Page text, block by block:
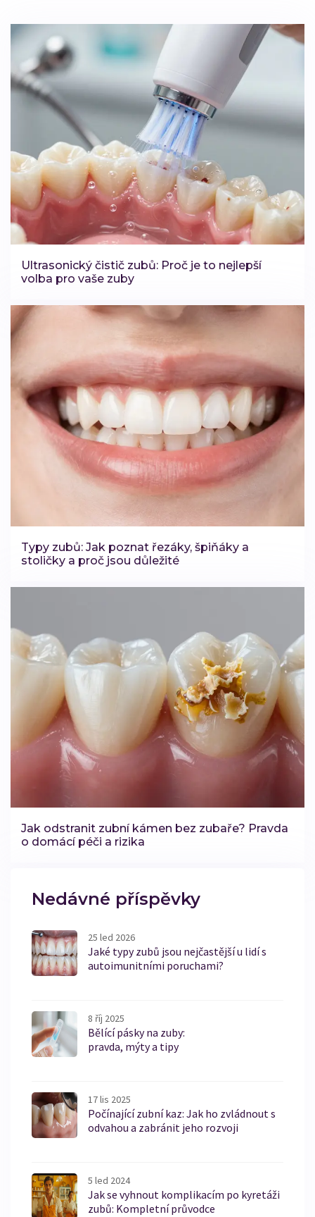
Ultrasonický čistič zubů: Proč je to nejlepší
volba pro vaše zuby
Typy zubů: Jak poznat řezáky, špiňáky a
stoličky a proč jsou důležité
Jak odstranit zubní kámen bez zubaře? Pravda
o domácí péči a rizika
Nedávné příspěvky
25 led 2026
Jaké typy zubů jsou nejčastější u lidí s
autoimunitními poruchami?
8 říj 2025
Bělící pásky na zuby:
pravda, mýty a tipy
17 lis 2025
Počínající zubní kaz: Jak ho zvládnout s
odvahou a zabránit jeho rozvoji
5 led 2024
Jak se vyhnout komplikacím po kyretáži
zubů: Kompletní průvodce